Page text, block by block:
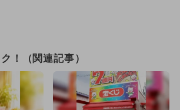
！（関連記事）